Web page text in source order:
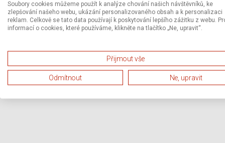
Soubory cookies můžeme použít k analýze chování našich návštěvníků, ke
zlepšování našeho webu, ukázání personalizovaného obsah a k personalizaci
reklam. Celkově se tato data používají k poskytování lepšího zážitku z webu.
informací o cookies, které používáme, klikněte na tlačítko „Ne, upravit“.
Přijmout vše
Odmítnout Ne, upravit